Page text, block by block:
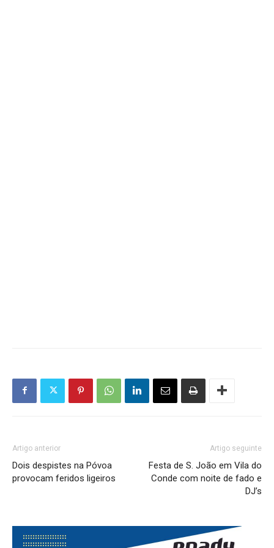
Artigo anterior
Dois despistes na Póvoa
provocam feridos ligeiros
Artigo seguinte
Festa de S. João em Vila do
Conde com noite de fado e
DJ’s